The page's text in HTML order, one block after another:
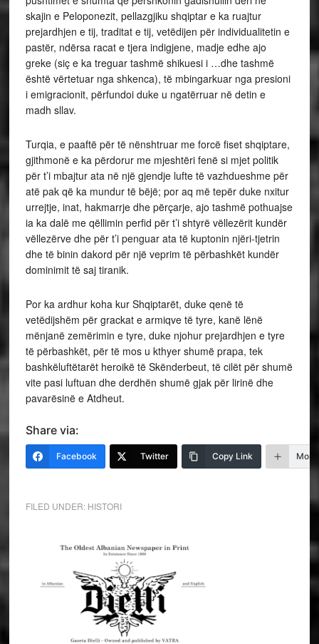
skajin e Peloponezit, pellazgjiku shqiptar e ka ruajtur
prejardhjen e tij, traditat e tij, vetëdijen për individualitetin e
pastër, ndërsa racat e tjera indigjene, madje edhe ajo
greke (siç e ka treguar tashmë shikuesi i …dhe tashmë
është vërtetuar nga shkenca), të mbingarkuar nga presioni
i emigracionit, përfundoi duke u ngatërruar në detin e
madh sllav.
Turqia, e paaftë për të nënshtruar me forcë fiset shqiptare,
gjithmonë e ka përdorur me mjeshtëri fenë si mjet politik
për t’i mbajtur ata në një gjendje lufte të vazhdueshme për
atë pak që ka mundur të bëjë; por aq më tepër duke nxitur
urrejtje, inat, hakmarrje dhe përçarje, ajo tashmë pothuajse
ia ka dalë me qëllimin perfid për t’i shtyrë vëllezërit kundër
vëllezërve dhe për t’i penguar ata të kuptonin njëri-tjetrin
dhe të binin dakord për një veprim të përbashkët kundër
dominimit të saj tiranik.
Por ka ardhur koha kur Shqiptarët, duke qenë të
vetëdijshëm për grackat e armiqve të tyre, kanë lënë
mënjanë zemërimin e tyre, duke njohur prejardhjen e tyre
të përbashkët, për të mos u kthyer shumë prapa, tek
bashkëluftëtarët heroikë të Skënderbeut, të cilët për shumë
vite pasi luftuan dhe derdhën shumë gjak për lirinë dhe
pavarësinë e Atdheut.
Share via:
Facebook Twitter Copy Link More
FILED UNDER: HISTORI